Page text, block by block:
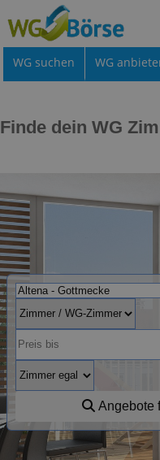
WG suchen WG
Finde dein WG
Angebote